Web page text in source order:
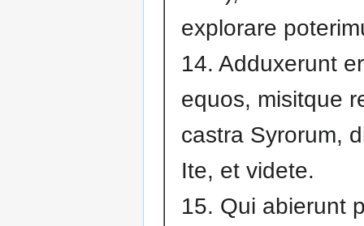
explorare
14. Adduxerunt
equos, misitque
castra Syrorum,
Ite, et videte.
15. Qui abierunt